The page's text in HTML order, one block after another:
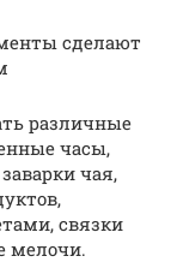
сделают
различные
часы,
чая,
связки
мелочи.